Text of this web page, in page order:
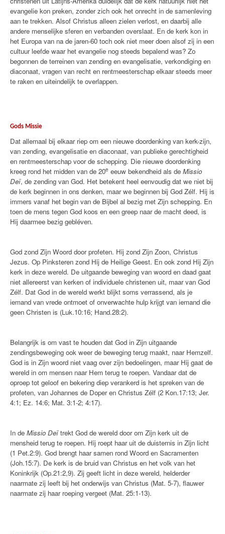
evangelie kon preken, zonder zich ook het onrecht in de samenleving
aan te trekken. Alsof Christus alleen zielen verlost, en daarbij alle
andere menselijke sferen en verbanden overslaat. En de kerk kon in
het Europa van na de jaren-60 toch ook niet meer doen alsof zij in een
cultuur leefde waar het evangelie nog steeds bepalend was? Zo
begonnen de terreinen van zending en evangelisatie, verkondiging en
diaconaat, vragen van recht en rentmeesterschap elkaar steeds meer
te raken en uiteindelijk te overlappen.
Gods Missie
Dat allemaal bij elkaar riep om een nieuwe doordenking van kerk-zijn,
van zending, evangelisatie en diaconaat, van publieke gerechtigheid
en rentmeesterschap voor de schepping. Die nieuwe doordenking
kreeg rond het midden van de 20e eeuw bekendheid als de Missio
Deï, de zending van God. Het betekent heel eenvoudig dat we niet bij
de kerk beginnen in ons denken, maar we beginnen bij God Zélf. Hij is
immers vanaf het begin van de Bijbel al bezig met Zijn schepping. En
toen de mens tegen God koos en een greep naar de macht deed, is
Hij daarmee bezig gebléven.
God zond Zijn Woord door profeten. Hij zond Zijn Zoon, Christus
Jezus. Op Pinksteren zond Hij de Heilige Geest. En ook zond Hij Zijn
kerk in deze wereld. De uitgaande beweging van woord en daad gaat
niet allereerst van kerken of individuele christenen uit, maar van God
Zélf. Dat God in de wereld werkt blijkt soms verrassend, als je
iemand van vrede ontmoet of onverwachte hulp krijgt van iemand die
geen Christen is (Luk.10:16; Hand.28:2).
Belangrijk is om vast te houden dat God in Zijn uitgaande
zendingsbeweging ook weer de beweging terug maakt, naar Hemzelf.
God is in Zijn woord niet vaag over zijn bedoelingen, maar Hij gaat de
wereld in om mensen naar Hem terug te roepen. Vandaar dat de
oproep tot geloof en bekering diep verankerd is het spreken van de
profeten, van Johannes de Doper en Christus Zélf (2 Kon.17:13; Jer.
4:1; Ez. 14:6; Mat. 3:1-2; 4:17).
In de Missio Deïtrekt God de wereld door om Zijn kerk uit de
mensheid terug te roepen. Hij roept haar uit de duisternis in Zijn licht
(1 Pet.2:9). God brengt haar samen rond Woord en Sacramenten
(Joh.15:7). De kerk is de bruid van Christus en het volk van het
Koninkrijk (Op.21:2,9). Zij geeft licht in deze wereld, helderder
naarmate zij leeft bij het onderwijs van Christus (Mat. 5-7), flauwer
naarmate zij haar roeping vergeet (Mat. 25:1-13).